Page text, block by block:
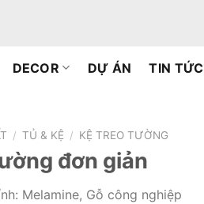
DECOR DỰ ÁN TIN TỨC
/ TỦ & KỆ / KỆ TREO TƯỜNG
đơn giản
Melamine, Gỗ công nghiệp